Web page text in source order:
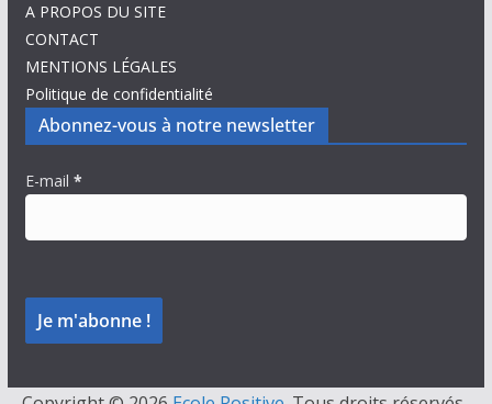
A PROPOS DU SITE
CONTACT
MENTIONS LÉGALES
Politique de confidentialité
Abonnez-vous à notre newsletter
E-mail *